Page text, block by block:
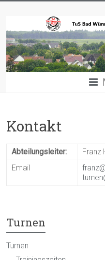
Bad
1920
Kontakt
Abteilungsleiter:
Franz
Email
Turnen
Turnen